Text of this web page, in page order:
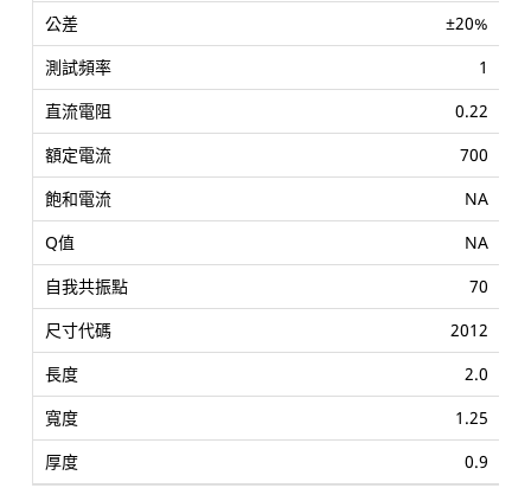
±20%
1
0.22
700
NA
NA
70
2012
2.0
1.25
0.9